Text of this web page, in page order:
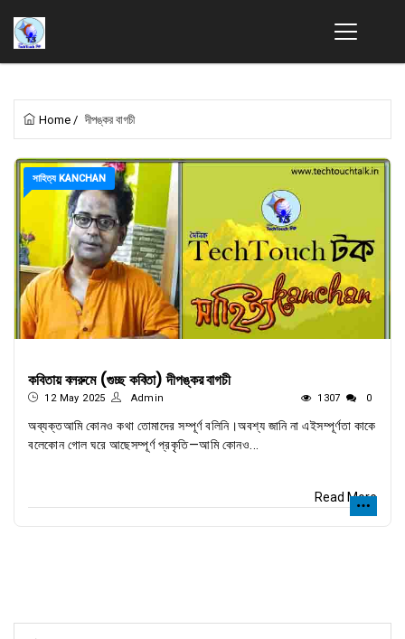
Home / দীপঙ্কর বাগচী
সাহিত্য KANCHAN
কবিতায় বলরুমে (গুচ্ছ কবিতা) দীপঙ্কর বাগচী
12 May 2025 Admin 1307 0
অব্যক্তআমি কোনও কথা তোমাদের সম্পূর্ণ বলিনি।অবশ্য জানি না এইসম্পূর্ণতা কাকে
বলেকোন গোল ঘরে আছেসম্পূর্ণ প্রকৃতি—আমি কোনও...
Read More